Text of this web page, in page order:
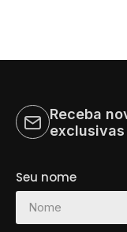
Receba
exclusivas
Seu nome